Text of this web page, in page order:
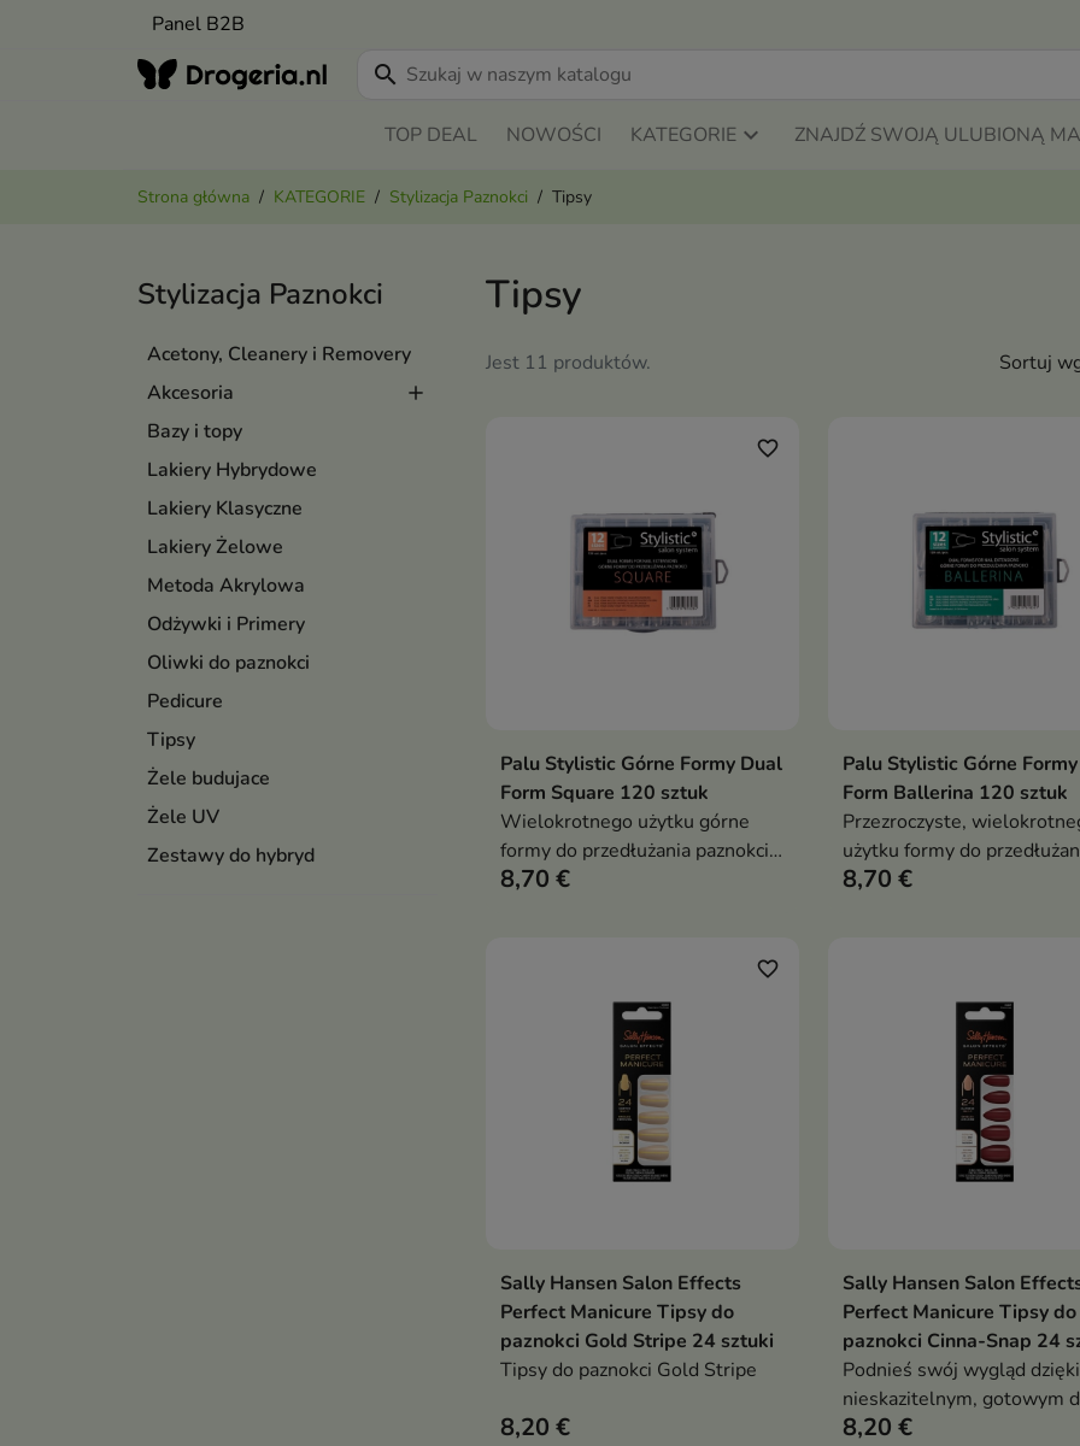
Panel B2B
search
TOP DEAL NOWOŚCI KATEGORIE ZNAJDŹ SWOJĄ ULUBIONĄ
Strona główna KATEGORIE Stylizacja Paznokci Tipsy
Stylizacja Paznokci
Acetony, Cleanery i Removery
Akcesoria
Bazy i topy
Lakiery Hybrydowe
Lakiery Klasyczne
Lakiery Żelowe
Metoda Akrylowa
Odżywki i Primery
Oliwki do paznokci
Pedicure
Tipsy
Żele budujace
Żele UV
Zestawy do hybryd
Tipsy
Jest 11 produktów. Sortuj
Dodaj do koszyka
favorite_border
Palu Stylistic Górne Formy Dual
Form Square 120 sztuk
Wielokrotnego użytku górne
formy do przedłużania paznokci,
które umożliwiają szybkie i
8,70 €
Dodaj do
Palu Stylistic Górne
Form Ballerina 120 sztuk
Przezroczyste,
użytku formy do
paznokci, które pozwalają
8,70 €
Dodaj do koszyka
favorite_border
Sally Hansen Salon Effects
Perfect Manicure Tipsy do
paznokci Gold Stripe 24 sztuki
Tipsy do paznokci Gold Stripe
8,20 €
Dodaj do
Sally Hansen Salon
Perfect Manicure Tipsy do
paznokci Cinna-Snap 24
Podnieś swój wygląd dzięki
nieskazitelnym, gotowym
noszenia paznokciom
8,20 €